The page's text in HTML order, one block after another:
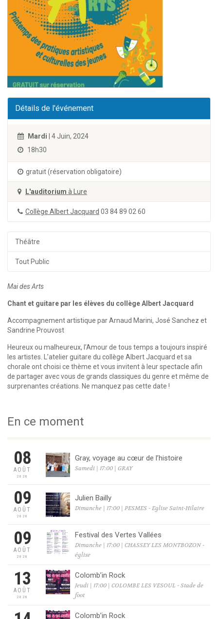
Détails de l'événement
Mardi | 4 Juin, 2024
18h30
gratuit (réservation obligatoire)
L'auditorium à Lure
Collège Albert Jacquard 03 84 89 02 60
Théâtre
Tout Public
Mai des Arts
Chant et guitare par les élèves du collège Albert Jacquard
Accompagnement artistique par Arnaud Marini, José Sanchez et
Sandrine Prouvost
Heureux ou malheureux, l’Amour de tous temps a toujours inspiré
les artistes. L’atelier guitare du collège Albert Jacquard et sa
chorale ont choisi ce thème et vous invitent à leur spectacle afin
de partager avec vous de grands classiques du genre et même de
surprenantes créations. Ne manquez pas cette date !
En ce moment
08
AOÛT
2026
Gray, voyage au cœur de l’histoire
Samedi | 17:00 | GRAY
09
AOÛT
2026
Julien Bailly
Dimanche | 17:00 | PESMES - Eglise Saint-Hilaire
09
AOÛT
2026
Festival des Vertes Vallées
Dimanche | 17:00 | CHASSEY LES MONTBOZON -
église
13
AOÛT
2026
Colomb’in Rock
Jeudi | 17:00 | COLOMBE LES VESOUL - Stade de
foot
Colomb’in Rock